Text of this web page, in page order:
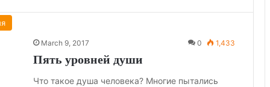
March 9, 2017 0 1,433
Пять уровней души
Что такое душа человека? Многие пытались